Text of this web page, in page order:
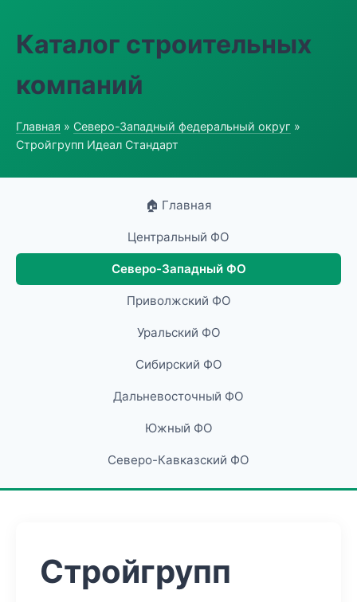
Каталог строительных
компаний
Главная » Северо-Западный федеральный округ »
Стройгрупп Идеал Стандарт
🏠 Главная
Центральный ФО
Северо-Западный ФО
Приволжский ФО
Уральский ФО
Сибирский ФО
Дальневосточный ФО
Южный ФО
Северо-Кавказский ФО
Стройгрупп